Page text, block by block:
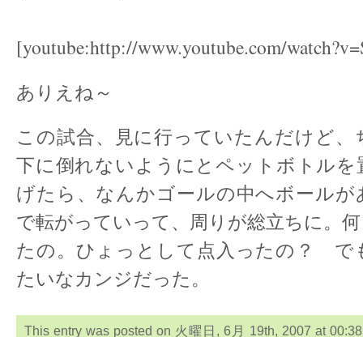
[youtube:http://www.youtube.com/
ありえね～
この試合、見に行っていたんだけど、
下に倒れないようにとペットボトルを
げたら、なんかゴールの中へボールが
で転がっていって、周りが総立ちに。
たの。ひょっとして点入ったの？
たいなカンジだった。
This entry was posted on 火曜日, 6月 19th, 2007 at